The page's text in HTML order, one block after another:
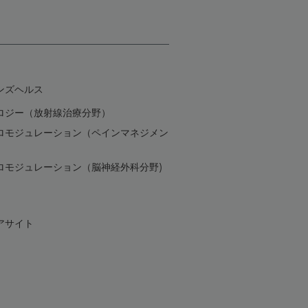
ズヘルス
ジー（放射線治療分野）
モジュレーション（ペインマネジメン
モジュレーション（脳神経外科分野)
サイト